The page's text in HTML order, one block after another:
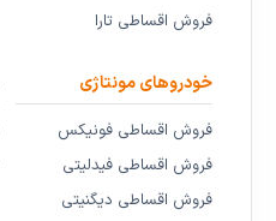
فروش اقساطی تارا
خودروهای مونتاژی
فروش اقساطی فونیکس
فروش اقساطی فیدلیتی
فروش اقساطی دیگنیتی